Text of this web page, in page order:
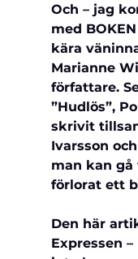
Och – jag
med
kära
Marianne
författare.
”Hudlös”,
skrivit
Ivarsson
man kan
förlorat ett
Den här
Expressen